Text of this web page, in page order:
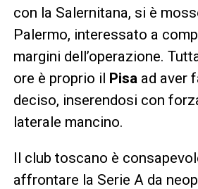
con la Salernitana, si è
Palermo, interessato a
margini dell’operazione.
ore è proprio il Pisa ad aver
deciso, inserendosi con
laterale mancino.
Il club toscano è
affrontare la Serie A da